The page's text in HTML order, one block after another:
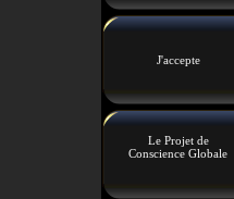
J'accepte
Le Projet de
Conscience Globale